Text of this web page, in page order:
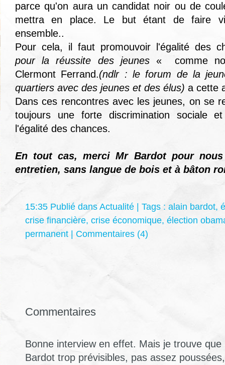
parce qu'on aura un candidat noir ou de
mettra en place. Le but étant de faire
ensemble..
Pour cela, il faut promouvoir l'égalité des
pour la réussite des jeunes« comme
Clermont Ferrand.(ndlr : le forum de la
quartiers avec des jeunes et des élus) a cette
Dans ces rencontres avec les jeunes, on se
toujours une forte discrimination sociale
l'égalité des chances.
En tout cas, merci Mr Bardot pour
entretien, sans langue de bois et à bâton
15:35 Publié dans Actualité | Tags : alain bardot,
crise financière, crise économique, élection
permanent
Commentaires (4)
Commentaires
Bonne interview en effet. Mais je trouve
Bardot trop prévisibles, pas assez